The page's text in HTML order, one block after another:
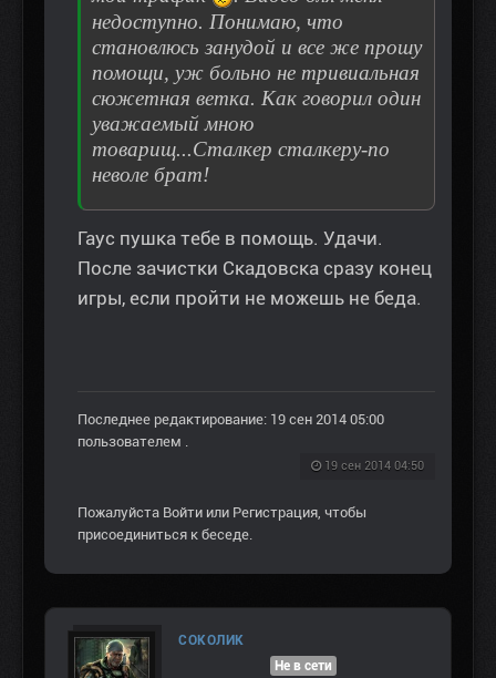
недоступно. Понимаю, что
становлюсь занудой и все же прошу
помощи, уж больно не тривиальная
сюжетная ветка. Как говорил один
уважаемый мною
товарищ...Сталкер сталкеру-по
неволе брат!
Гаус пушка тебе в помощь. Удачи.
После зачистки Скадовска сразу конец
игры, если пройти не можешь не беда.
Последнее редактирование: 19 сен 2014 05:00
пользователем
19 сен 2014 04:50
Пожалуйста Войти или Регистрация , чтобы
присоединиться к беседе.
СОКОЛИК
Не в сети